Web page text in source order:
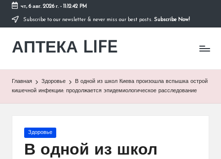
Перейти
содержимому
чт, 6 авг. 2026 г.- 11:12:42 PM
Subscribe to our newsletter & never miss our best posts. Subscribe Now!
АПТЕКА LIFE
сайт
здоровом
Главная Здоровье
В одной из школ Киева произошла вспышка острой
кишечной инфекции: продолжается эпидемиологическое расследование
Опубликовано
Здоровье
В одной из школ